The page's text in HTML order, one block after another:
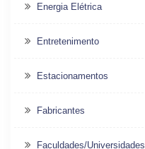
Energia Elétrica
Entretenimento
Estacionamentos
Fabricantes
Faculdades/Universidades